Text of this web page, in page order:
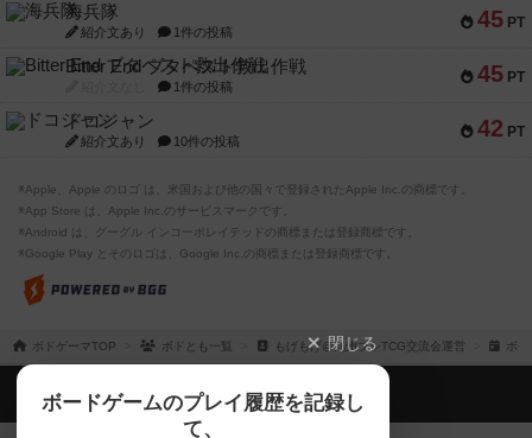
45 PT
海兵隊
紹介文あり 1件の投稿
45 PT
Bitter End ブタペスト救出作戦
1件の投稿
42 PT
ドコジャン
紹介文あり 10件の投稿
※Apple、Apple のロゴ は、米国および他の国々で登録されたApple Inc.の商標です。
※App Store は、Apple Inc.のサービスマークです。
※Android は、グーグル インコーポレイテッドの商標または登録商標です。
※Google Play とそのロゴは、Google Inc.の商標または登録商標です。
ボドゲーマTOP ボドとも一覧 もげもげ@九州ブシTCG交流会運営 ボ
閉じる
ボードゲームのプレイ履歴を記録し
て、
ボドゲーマTOP